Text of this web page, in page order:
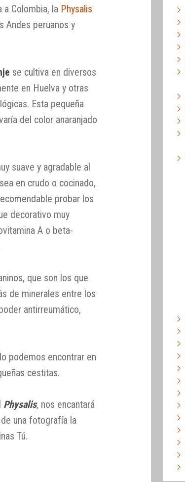
a Colombia, la Physalis
Andes peruanos y
se cultiva en diversos
en Huelva y otras
Esta pequeña
del color anaranjado
suave y agradable al
en crudo o cocinado,
probar los
decorativo muy
A o beta-
que son los que
de minerales entre los
antirreumático,
podemos encontrar en
cestitas.
Physalis, nos encantará
una fotografía la
Tú.